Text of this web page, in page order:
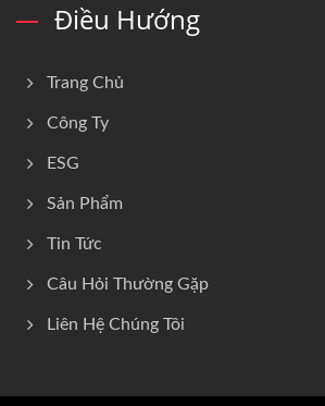
Điều Hướng
Trang Chủ
Công Ty
ESG
Sản Phẩm
Tin Tức
Câu Hỏi Thường Gặp
Liên Hệ Chúng Tôi